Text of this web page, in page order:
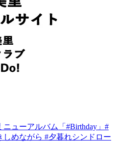
ニューアルバム「#Birthday」#
しめながら #夕暮れシンドロー